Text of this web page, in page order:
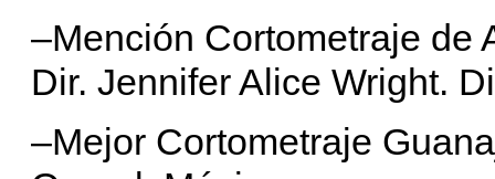
–Mención Cortometraje de
Dir. Jennifer Alice Wright.
–Mejor Cortometraje